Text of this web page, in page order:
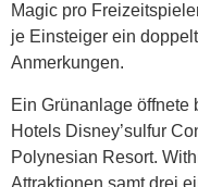
Magic pro
je Einsteiger ein
Anmerkungen.
Ein Grünanlage
Hotels Disney’sulfur
Polynesian Resort.
Attraktionen samt drei